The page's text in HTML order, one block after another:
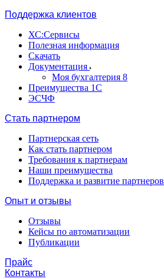
Поддержка клиентов
ХС:Сервисы
Полезная информация
Скачать
Документация
Моя бухгалтерия 8
Преимущества 1С
ЭСЧФ
Стать партнером
Партнерская сеть
Как стать партнером
Требования к партнерам
Наши преимущества
Поддержка и развитие партнеров
Опыт и отзывы
Отзывы
Кейсы по автоматизации
Публикации
Прайс
Контакты